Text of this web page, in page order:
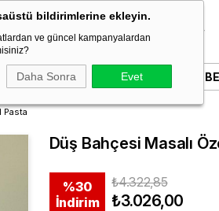
bildirimlerine ekleyin.
ve güncel kampanyalardan
Daha Sonra Evet
Çikolata Tatlı & Kurabiye
SÖZ & NIŞAN PASTALARI
Pasta
Düş Bahçesi Masalı
%30
İndirim
₺4.322,85
₺3.026,00